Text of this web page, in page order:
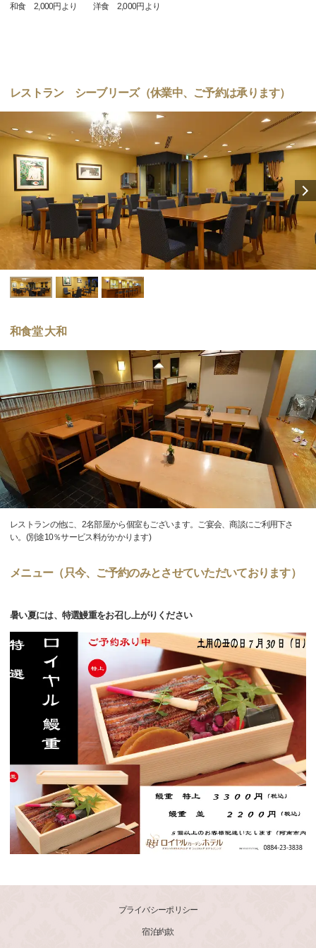
和食 2,000円より 洋食 2,000円より
レストラン シーブリーズ（休業中、ご予約は承ります）
和食堂 大和
レストランの他に、2名部屋から個室もございます。ご宴会、商談にご利用下さ
い。(別途10％サービス料がかかります)
メニュー（只今、ご予約のみとさせていただいております）
暑い夏には、特選鰻重をお召し上がりください
プライバシーポリシー
宿泊約款